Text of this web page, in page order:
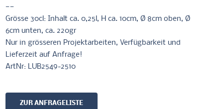
——
Grösse 30cl: Inhalt ca. 0,25l, H ca. 10cm, Ø 8cm oben, Ø
6cm unten, ca. 220gr
Nur in grösseren Projektarbeiten, Verfügbarkeit und
Lieferzeit auf Anfrage!
ArtNr: LUB2549-2510
ZUR ANFRAGELISTE